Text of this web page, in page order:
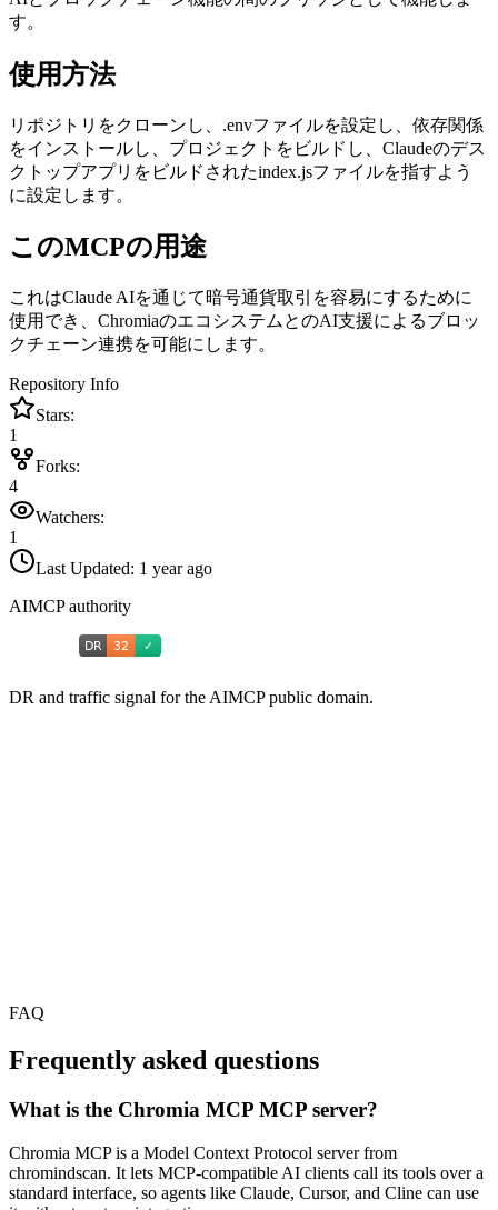
す。
使用方法
リポジトリをクローンし、.envファイルを設定し、依存関係
をインストールし、プロジェクトをビルドし、Claudeのデス
クトップアプリをビルドされたindex.jsファイルを指すよう
に設定します。
このMCPの用途
これはClaude AIを通じて暗号通貨取引を容易にするために
使用でき、ChromiaのエコシステムとのAI支援によるブロッ
クチェーン連携を可能にします。
Repository Info
Stars:
1
Forks:
4
Watchers:
1
Last Updated: 1 year ago
AIMCP authority
DR and traffic signal for the AIMCP public domain.
FAQ
Frequently asked questions
What is the Chromia MCP MCP server?
Chromia MCP is a Model Context Protocol server from
chromindscan. It lets MCP-compatible AI clients call its tools over a
standard interface, so agents like Claude, Cursor, and Cline can use